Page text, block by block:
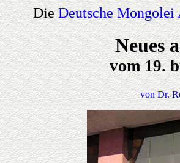
DieDeutsche Mongolei
Neues
vom 19.
von Dr.